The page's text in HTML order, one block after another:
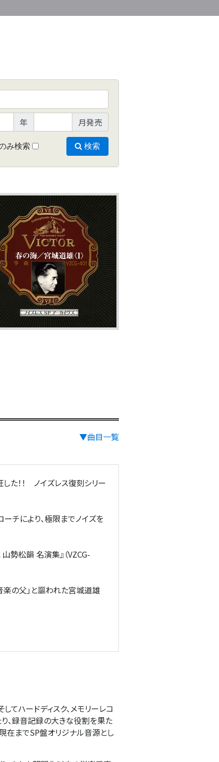
年 月発売
み検索 検索
▼曲目一覧
た！！ ノイズレス復刻シリー
チにより、極限までノイズを
勢松韻 名演集』（VZCG-
楽の父」と謳われた宮城道雄
てハードディスク、メモリーレコ
、録音記録の大きな役割を果た
在までSP盤オリジナル音源とし